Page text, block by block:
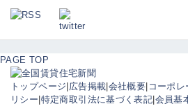
PAGE TOP
トップページ 広告掲載 会社概要 コーポレ
リシー 特定商取引法に基づく表記 会員基